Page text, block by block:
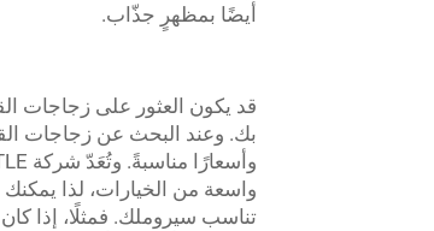
أيضًا بمظهرٍ جذّاب.
قد يكون العثور على زجاجات
بك. وعند البحث عن زجاجات
واسعة من الخيارات، لذا يمكنك